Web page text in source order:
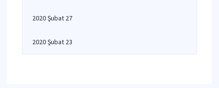
2020 Şubat 27
2020 Şubat 23